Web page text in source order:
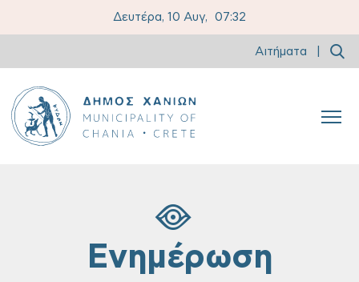
Δευτέρα, 10 Αυγ, 07:32
Αιτήματα
Ενημέρωση